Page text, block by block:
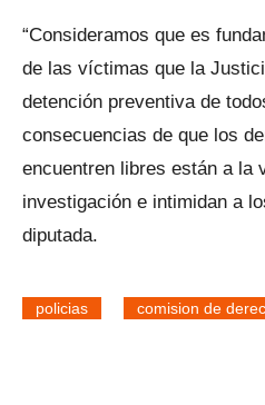
“Consideramos que es
de las víctimas que la
detención preventiva de
consecuencias de que los
encuentren libres están a la
investigación e intimidan a
diputada.
policias comision de